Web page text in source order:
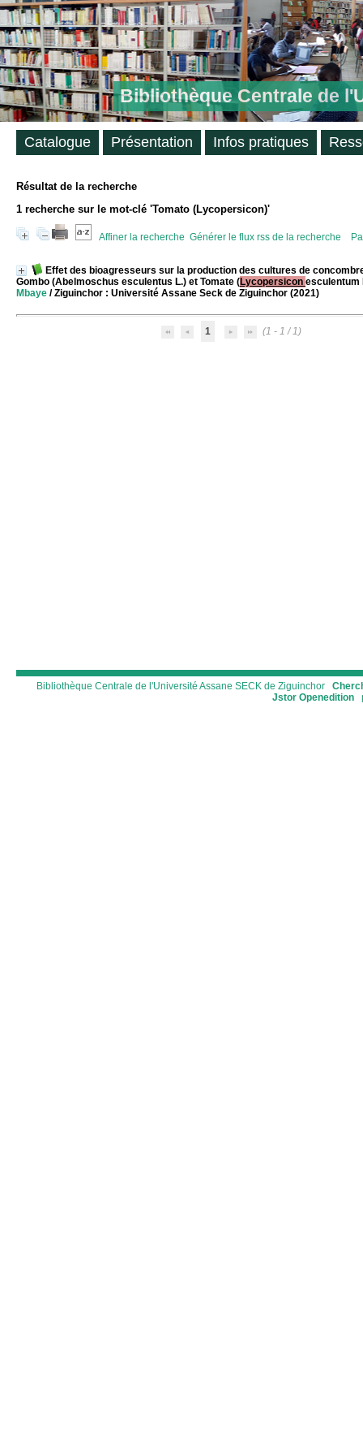
Bibliothèque Centrale de
Résultat de la recherche
1 recherche sur le mot-clé 'Tomato (Lycopersicon)'
Affiner la recherche Générer le flux rss de la recherche
Effet des bioagresseurs sur la production des cultures de
Gombo (Abelmoschus esculentus L.) et Tomate (Lycopersicon esculentum
Mbaye / Ziguinchor : Université Assane Seck de Ziguinchor (2021)
1 (1 - 1 / 1)
Bibliothèque Centrale de l'Université Assane SECK de Ziguinchor
Jstor Openedition
Catalogue Présentation Infos pratiques